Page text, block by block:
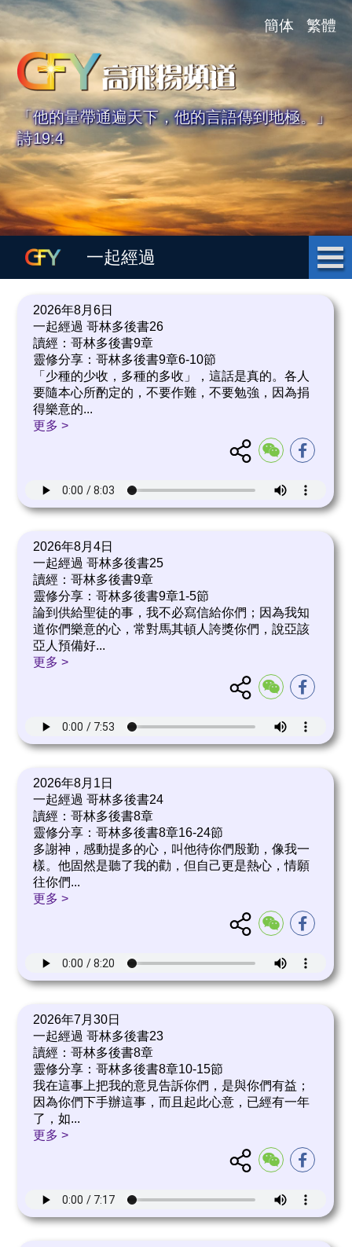
簡体 繁體
「他的量帶通遍天下，他的言語傳到地極。」
詩19:4
一起經過
2026年8月6日
一起經過 哥林多後書26
讀經：哥林多後書9章
靈修分享：哥林多後書9章6-10節
「少種的少收，多種的多收」，這話是真的。各人
要隨本心所酌定的，不要作難，不要勉強，因為捐
得樂意的...
更多 >
2026年8月4日
一起經過 哥林多後書25
讀經：哥林多後書9章
靈修分享：哥林多後書9章1-5節
論到供給聖徒的事，我不必寫信給你們；因為我知
道你們樂意的心，常對馬其頓人誇獎你們，說亞該
亞人預備好...
更多 >
2026年8月1日
一起經過 哥林多後書24
讀經：哥林多後書8章
靈修分享：哥林多後書8章16-24節
多謝神，感動提多的心，叫他待你們殷勤，像我一
樣。他固然是聽了我的勸，但自己更是熱心，情願
往你們...
更多 >
2026年7月30日
一起經過 哥林多後書23
讀經：哥林多後書8章
靈修分享：哥林多後書8章10-15節
我在這事上把我的意見告訴你們，是與你們有益；
因為你們下手辦這事，而且起此心意，已經有一年
了，如...
更多 >